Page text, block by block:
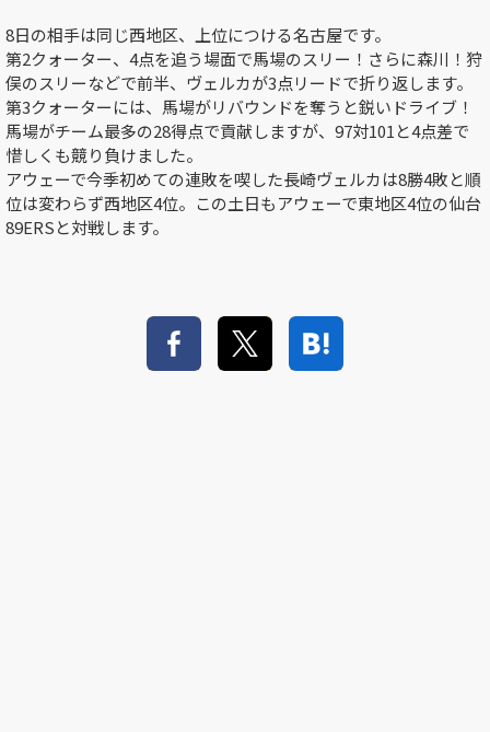
8日の相手は同じ西地区、上位につける名古屋です。
第2クォーター、4点を追う場面で馬場のスリー！さらに森川！狩
俣のスリーなどで前半、ヴェルカが3点リードで折り返します。
第3クォーターには、馬場がリバウンドを奪うと鋭いドライブ！
馬場がチーム最多の28得点で貢献しますが、97対101と4点差で
惜しくも競り負けました。
アウェーで今季初めての連敗を喫した長崎ヴェルカは8勝4敗と順
位は変わらず西地区4位。この土日もアウェーで東地区4位の仙台
89ERSと対戦します。